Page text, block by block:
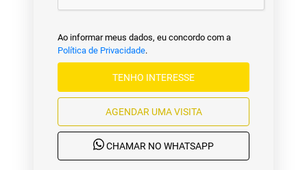
Ao informar meus dados, eu concordo com a
Política de Privacidade.
TENHO INTERESSE
AGENDAR UMA VISITA
CHAMAR NO WHATSAPP